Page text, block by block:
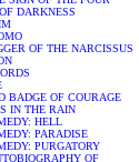
DARKNESS
OF THE NARCISSUS
BADGE OF COURAGE
IN THE RAIN
HELL
PARADISE
PURGATORY
OF